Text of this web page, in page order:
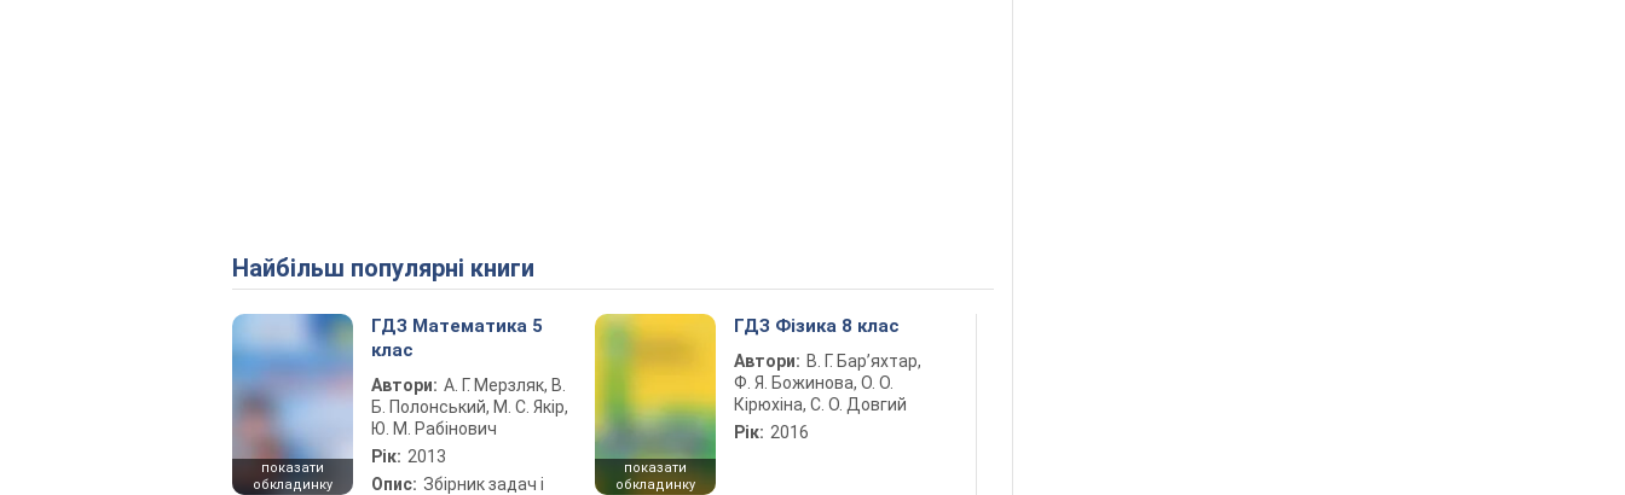
Найбільш популярні книги
показати
обкладинку
ГДЗ Математика 5
клас
Автори: А. Г. Мерзляк, В.
Б. Полонський, М. С. Якір,
Ю. М. Рабінович
Рік: 2013
Опис: Збірник задач і
показати
обкладинку
ГДЗ Фізика 8 клас
Автори: В. Г. Бар’яхтар,
Ф. Я. Божинова, О. О.
Кірюхіна, С. О. Довгий
Рік: 2016